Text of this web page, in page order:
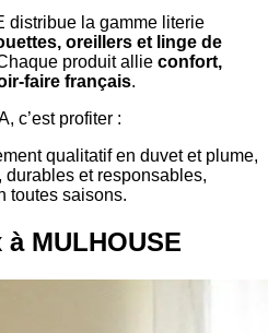
distribue la gamme literie
oreillers et linge de
produit allie confort,
faire français.
c’est profiter :
qualitatif en duvet et plume,
et responsables,
toutes saisons.
MULHOUSE